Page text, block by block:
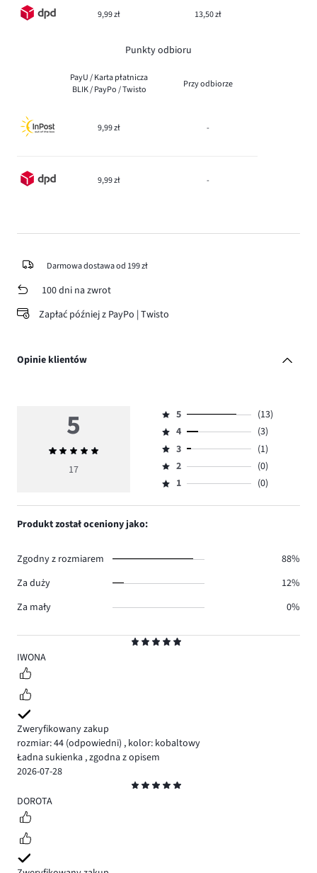
9,99 zł 13,50 zł
Punkty odbioru
PayU / Karta płatnicza
BLIK / PayPo / Twisto
Przy odbiorze
9,99 zł -
9,99 zł -
Darmowa dostawa od 199 zł
100 dni na zwrot
Zapłać później z PayPo | Twisto
Opinie klientów
5
IWONA
Zweryfikowany zakup
rozmiar: 44 (odpowiedni) , kolor: kobaltowy
Ładna sukienka , zgodna z opisem
2026-07-28
5
DOROTA
5
Średnia
ocena
17
Ocena
5,
ilość
głosów
13.
5
(13)
Ocena
4,
ilość
głosów
4
(3)
Ocena
3,
ilość
3
(1)
Ocena
2,
2
(0)
Ocena
1,
1 (0)
Produkt został oceniony jako:
Zgodny z rozmiarem
88%
Za duży
12%
Za mały
0%